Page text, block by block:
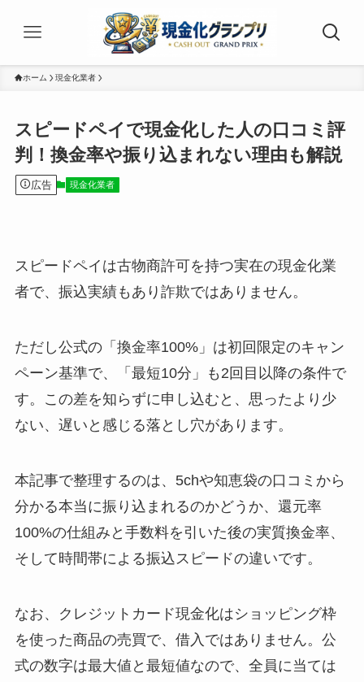
ホーム 現金化業者
スピードペイで現金化した人の口コミ評
判！換金率や振り込まれない理由も解説
広告 現金化業者
スピードペイは古物商許可を持つ実在の現金化業
者で、振込実績もあり詐欺ではありません。
ただし公式の「換金率100%」は初回限定のキャン
ペーン基準で、「最短10分」も2回目以降の条件で
す。この差を知らずに申し込むと、思ったより少
ない、遅いと感じる落とし穴があります。
本記事で整理するのは、5chや知恵袋の口コミから
分かる本当に振り込まれるのかどうか、還元率
100%の仕組みと手数料を引いた後の実質換金率、
そして時間帯による振込スピードの違いです。
なお、クレジットカード現金化はショッピング枠
を使った商品の売買で、借入ではありません。公
式の数字は最大値と最短値なので、全員に当ては